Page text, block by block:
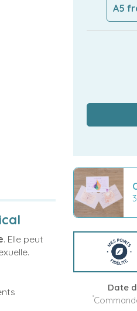
A5
Date
*
. Elle peut